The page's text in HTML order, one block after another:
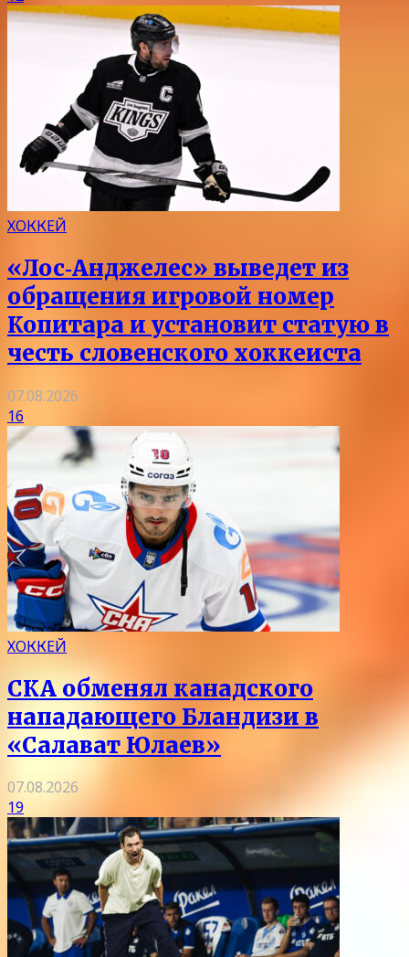
ХОККЕЙ
«Лос‑Анджелес» выведет из
обращения игровой номер
Копитара и установит статую в
честь словенского хоккеиста
07.08.2026
16
ХОККЕЙ
СКА обменял канадского
нападающего Бландизи в
«Салават Юлаев»
07.08.2026
19